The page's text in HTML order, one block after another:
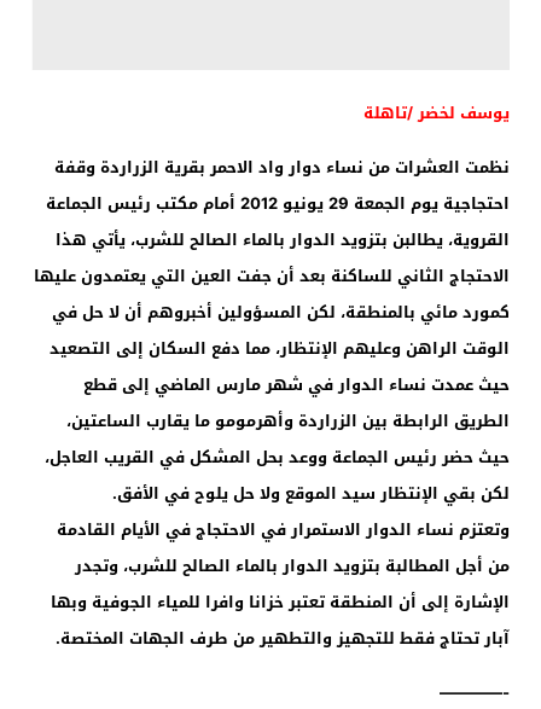
يوسف لخضر /تاهلة
نظمت العشرات من نساء دوار واد الاحمر بقرية الزراردة وقفة
احتجاجية يوم الجمعة 29 يونيو 2012 أمام مكتب
رئيس الجماعة
القروية، يطالبن بتزويد الدوار بالماء الصالح للشرب، يأتي هذا
الاحتجاج الثاني للساكنة بعد أن جفت العين التي يعتمدون عليها
كمورد مائي بالمنطقة، لكن المسؤولين أخبروهم أن لا حل في
الوقت الراهن وعليهم الإنتظار، مما دفع السكان إلى التصعيد
حيث عمدت نساء الدوار في شهر مارس الماضي إلى قطع
الطريق الرابطة بين الزراردة وأهرمومو ما يقارب الساعتين،
حيث حضر رئيس الجماعة ووعد بحل المشكل في القريب العاجل،
لكن بقي الإنتظارسيد الموقع ولا حل يلوح في الأفق.
وتعتزم نساء الدوار الاستمرار في الاحتجاج في الأيام القادمة
من أجل المطالبة بتزويد الدوار بالماء الصالح للشرب، وتجدر
الإشارة إلى أن المنطقة تعتبر خزانا وافرا للمياء الجوفية وبها
آبار تحتاج فقط للتجهيز والتطهيرمن طرف الجهات المختصة.
————-